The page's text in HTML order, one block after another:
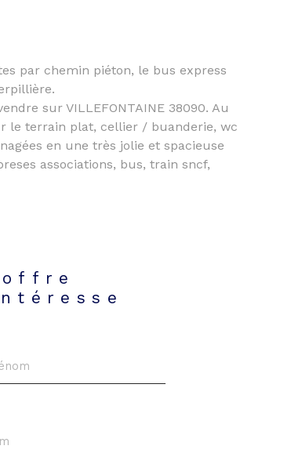
par chemin piéton, le bus express
sur VILLEFONTAINE 38090. Au
le terrain plat, cellier / buanderie, wc
en une très jolie et spacieuse
associations, bus, train sncf,